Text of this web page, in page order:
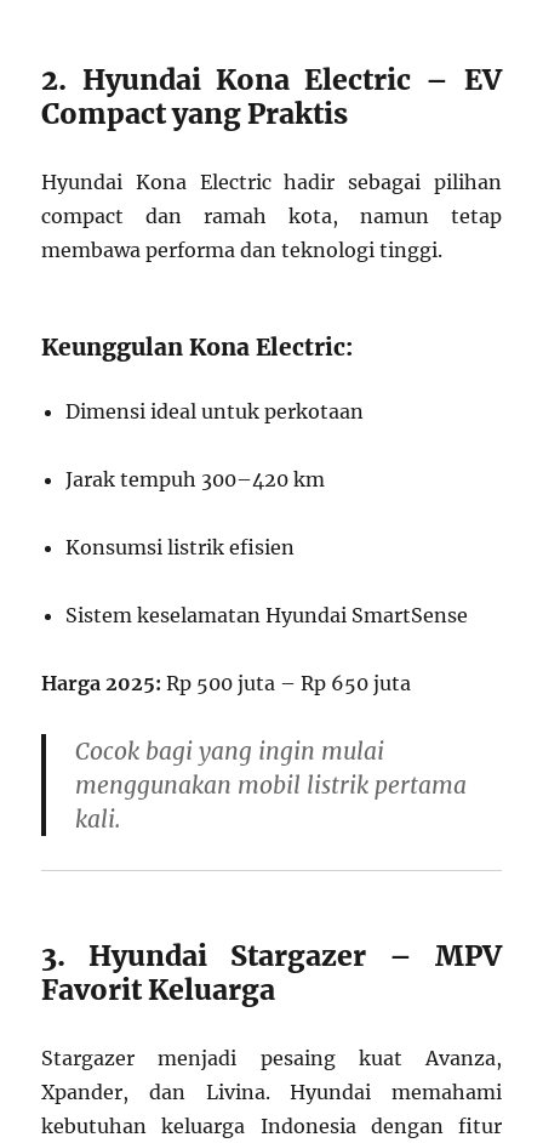
2. Hyundai Kona Electric – EV
Compact yang Praktis
Hyundai Kona Electric hadir sebagai pilihan
compact dan ramah kota, namun tetap
membawa performa dan teknologi tinggi.
Keunggulan Kona Electric:
Dimensi ideal untuk perkotaan
Jarak tempuh 300–420 km
Konsumsi listrik efisien
Sistem keselamatan Hyundai SmartSense
Harga 2025: Rp 500 juta – Rp 650 juta
Cocok bagi yang ingin mulai
menggunakan mobil listrik pertama
kali.
3. Hyundai Stargazer – MPV
Favorit Keluarga
Stargazer menjadi pesaing kuat Avanza,
Xpander, dan Livina. Hyundai memahami
kebutuhan keluarga Indonesia dengan fitur